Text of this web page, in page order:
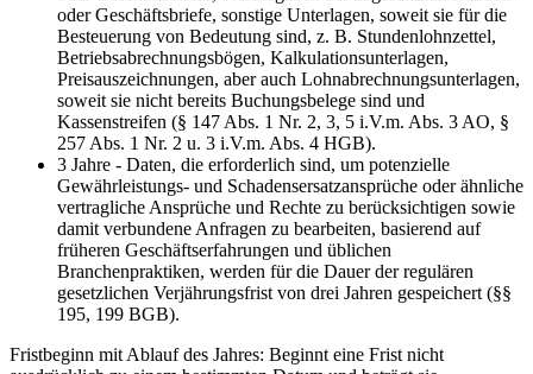
oder Geschäftsbriefe, sonstige Unterlagen, soweit sie für die
Besteuerung von Bedeutung sind, z. B. Stundenlohnzettel,
Betriebsabrechnungsbögen, Kalkulationsunterlagen,
Preisauszeichnungen, aber auch Lohnabrechnungsunterlagen,
soweit sie nicht bereits Buchungsbelege sind und
Kassenstreifen (§ 147 Abs. 1 Nr. 2, 3, 5 i.V.m. Abs. 3 AO, §
257 Abs. 1 Nr. 2 u. 3 i.V.m. Abs. 4 HGB).
3 Jahre - Daten, die erforderlich sind, um potenzielle
Gewährleistungs- und Schadensersatzansprüche oder ähnliche
vertragliche Ansprüche und Rechte zu berücksichtigen sowie
damit verbundene Anfragen zu bearbeiten, basierend auf
früheren Geschäftserfahrungen und üblichen
Branchenpraktiken, werden für die Dauer der regulären
gesetzlichen Verjährungsfrist von drei Jahren gespeichert (§§
195, 199 BGB).
Fristbeginn mit Ablauf des Jahres: Beginnt eine Frist nicht